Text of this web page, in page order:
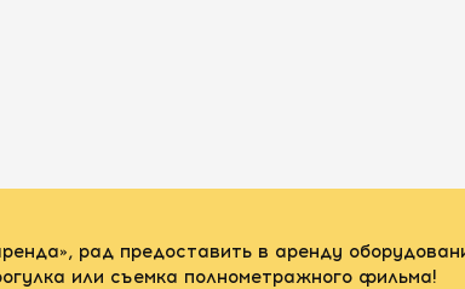
рад предоставить в аренду
или съемка полнометражного фильма!